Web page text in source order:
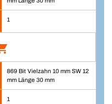
39446
ST
1
10 mm Länge 30
872
869 Bit Vielzahn 10 mm SW 12
mm Länge 30 mm
1